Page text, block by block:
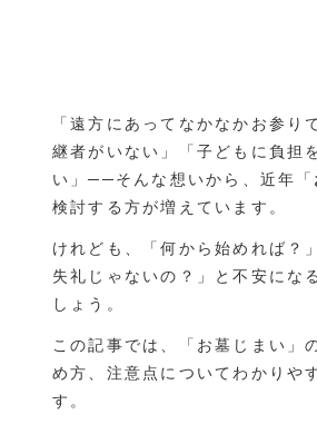
［24時間365日受付］
葬儀のご相談・緊急のお
対応エリア：
福山・府中・尾道・三原・神石
「遠方にあってなかなかお参り
継者がいない」「子どもに負担
い」──そんな想いから、近年「
検討する方が増えています。
けれども、「何から始めれば？
失礼じゃないの？」と不安にな
しょう。
この記事では、「お墓じまい」
め方、注意点についてわかりや
す。